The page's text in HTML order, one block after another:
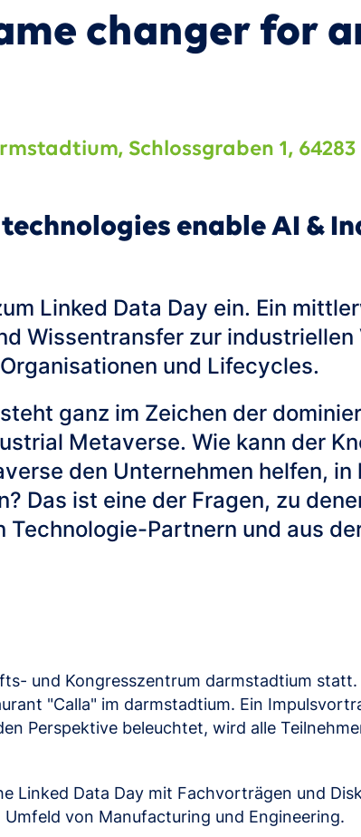
changer for
Schlossgraben 1,
technologies enable AI &
Linked Data Day ein. Ein
Wissentransfer zur
und Lifecycles.
ganz im Zeichen der
Metaverse. Wie kann der
den Unternehmen helfen,
Das ist eine der Fragen, zu
Technologie-Partnern und aus
und Kongresszentrum darmstadtium
"Calla" im darmstadtium. Ein
Perspektive beleuchtet, wird alle
Linked Data Day mit Fachvorträgen und
von Manufacturing und Engineering.